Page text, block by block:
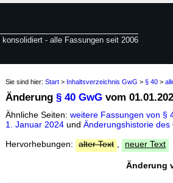
- alle Fassungen seit 2006
Sie sind hier: Start > Inhaltsverzeichnis GwG > § 40 >
Änderung § 40 GwG vom
Ähnliche Seiten: weitere Fassungen von §
1. Januar 2024 und Änderungshistorie des
Hervorhebungen:
alter Text neuer Text
Änderung